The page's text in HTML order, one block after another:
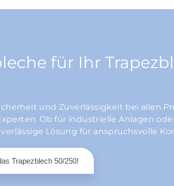
für Ihr
und Zuverlässigkeit bei allen
Ob für industrielle Anlagen
Lösung für anspruchsvolle
Trapezblech 50/250!